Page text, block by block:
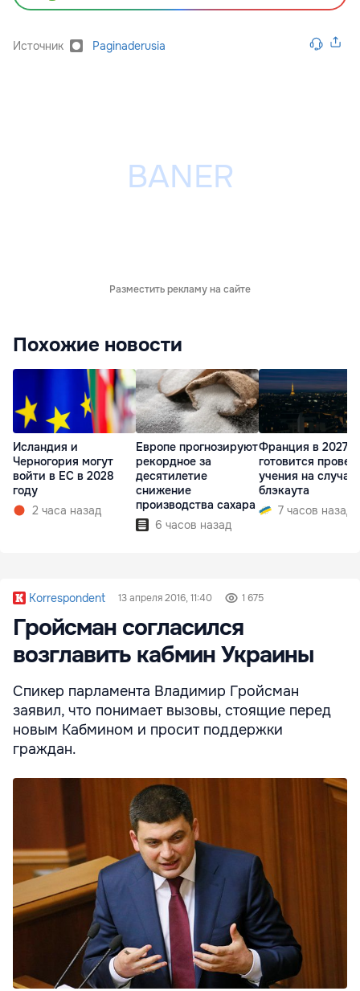
Источник Paginaderusia
Разместить рекламу на сайте
Похожие новости
Исландия и
Черногория могут
войти в ЕС в 2028
году
2 часа назад
Европе прогнозируют
рекордное за
десятилетие
снижение
производства сахара
6 часов назад
Франция в 2027
готовится
учения на случай
блэкаута
7 часов назад
Korrespondent 13 апреля 2016, 11:40 1 675
Гройсман согласился
возглавить кабмин Украины
Спикер парламента Владимир Гройсман
заявил, что понимает вызовы, стоящие перед
новым Кабмином и просит поддержки
граждан.